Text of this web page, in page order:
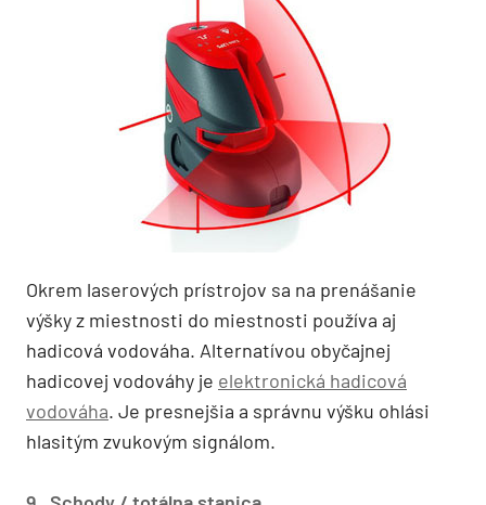
Okrem laserových prístrojov sa na prenášanie
výšky z miestnosti do miestnosti používa aj
hadicová vodováha. Alternatívou obyčajnej
hadicovej vodováhy je elektronická hadicová
vodováha. Je presnejšia a správnu výšku ohlási
hlasitým zvukovým signálom.